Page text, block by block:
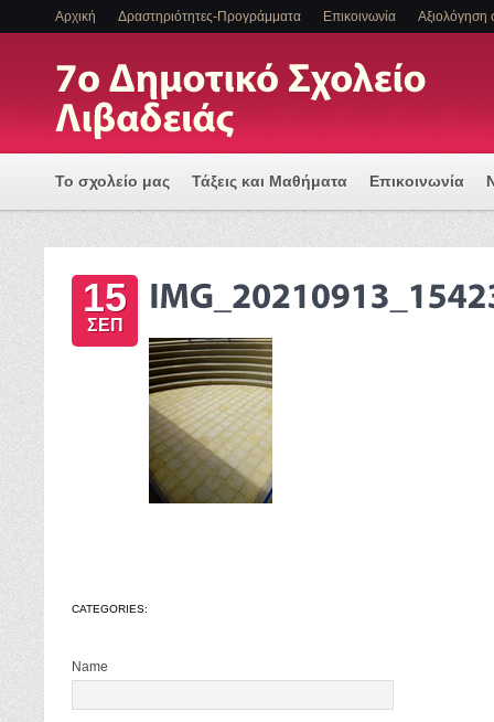
Αρχική Δραστηριότητες-Προγράμματα Επικοινωνία Αξιολόγηση
Το σχολείο μας Τάξεις και Μαθήματα Επικοινωνία
Πρόγραμμα Εισαγωγής Η/Υ για μια Ψηφιακά
ΕΝΤΑΞΗ ΜΑΘΗΤΩΝ ΜΕ ΑΝΑΠΗΡΙΑ Η/ΚΑΙ ΕΙΔΙΚΕΣ
15
ΣΕΠ
CATEGORIES:
Name